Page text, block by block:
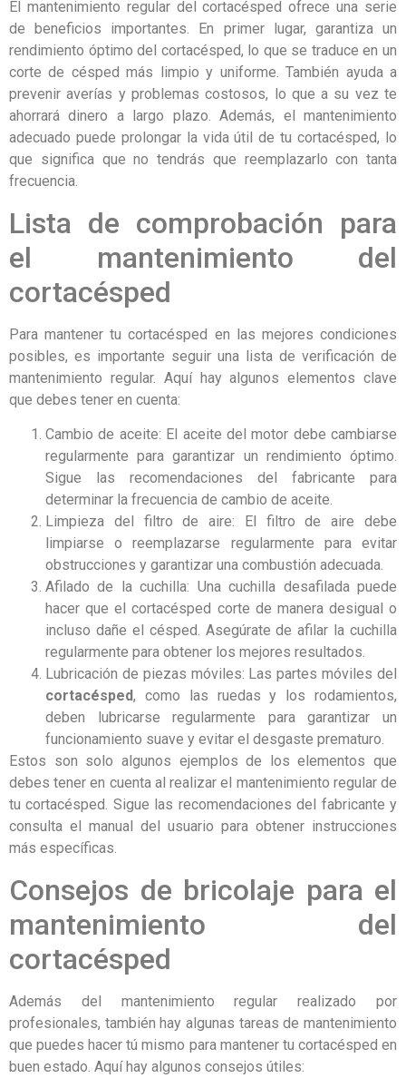
El mantenimiento regular del cortacésped ofrece una serie
de beneficios importantes. En primer lugar, garantiza un
rendimiento óptimo del cortacésped, lo que se traduce en un
corte de césped más limpio y uniforme. También ayuda a
prevenir averías y problemas costosos, lo que a su vez te
ahorrará dinero a largo plazo. Además, el mantenimiento
adecuado puede prolongar la vida útil de tu cortacésped, lo
que significa que no tendrás que reemplazarlo con tanta
frecuencia.
Lista de comprobación para
el mantenimiento del
cortacésped
Para mantener tu cortacésped en las mejores condiciones
posibles, es importante seguir una lista de verificación de
mantenimiento regular. Aquí hay algunos elementos clave
que debes tener en cuenta:
Cambio de aceite: El aceite del motor debe cambiarse
regularmente para garantizar un rendimiento óptimo.
Sigue las recomendaciones del fabricante para
determinar la frecuencia de cambio de aceite.
Limpieza del filtro de aire: El filtro de aire debe
limpiarse o reemplazarse regularmente para evitar
obstrucciones y garantizar una combustión adecuada.
Afilado de la cuchilla: Una cuchilla desafilada puede
hacer que el cortacésped corte de manera desigual o
incluso dañe el césped. Asegúrate de afilar la cuchilla
regularmente para obtener los mejores resultados.
Lubricación de piezas móviles: Las partes móviles del
cortacésped, como las ruedas y los rodamientos,
deben lubricarse regularmente para garantizar un
funcionamiento suave y evitar el desgaste prematuro.
Estos son solo algunos ejemplos de los elementos que
debes tener en cuenta al realizar el mantenimiento regular de
tu cortacésped. Sigue las recomendaciones del fabricante y
consulta el manual del usuario para obtener instrucciones
más específicas.
Consejos de bricolaje para el
mantenimiento del
cortacésped
Además del mantenimiento regular realizado por
profesionales, también hay algunas tareas de mantenimiento
que puedes hacer tú mismo para mantener tu cortacésped en
buen estado. Aquí hay algunos consejos útiles: